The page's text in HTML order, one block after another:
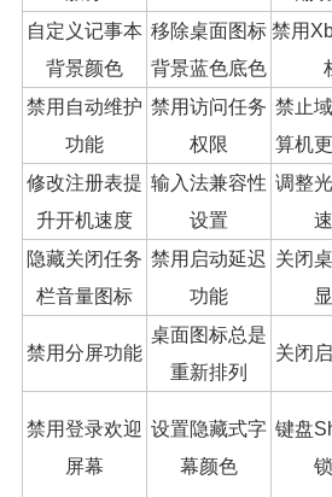
自定义记事本
背景颜色
移除桌面图标
背景蓝色底色
禁用
禁用自动维护
功能
禁用访问任务
权限
禁止
算机
修改注册表提
升开机速度
输入法兼容性
设置
调整
隐藏关闭任务
栏音量图标
禁用启动延迟
功能
关闭
禁用分屏功能
桌面图标总是
重新排列
关闭
禁用登录欢迎
屏幕
设置隐藏式字
幕颜色
键盘